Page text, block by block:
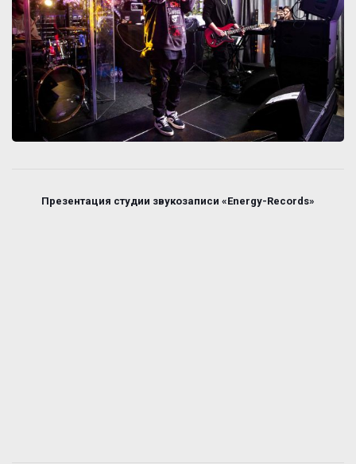
Презентация студии звукозаписи «Energy-Records»